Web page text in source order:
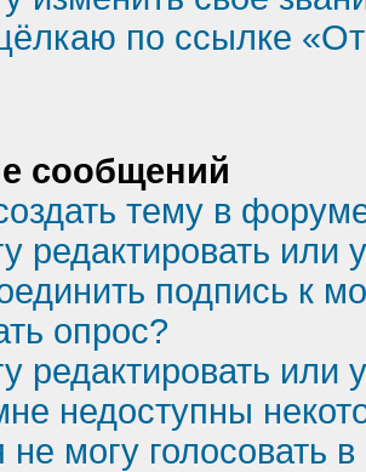
по ссылке
сообщений
тему в
редактировать или
подпись к
опрос?
редактировать или
недоступны
могу голосовать